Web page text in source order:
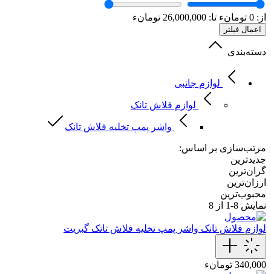
از: 0 تومانء تا: 26,000,000 تومانء
اعمال فیلتر
دسته‌بندی
لوازم جانبی
لوازم فلاش تانک
واشر پمپ تخلیه فلاش تانک
مرتب‌سازی بر اساس:
جدیدترین
گران‌ترین
ارزان‌ترین
محبوب‌ترین
نمایش 8-1 از 8
لوازم فلاش تانک واشر پمپ تخلیه فلاش تانک گبریت
340,000 تومانء